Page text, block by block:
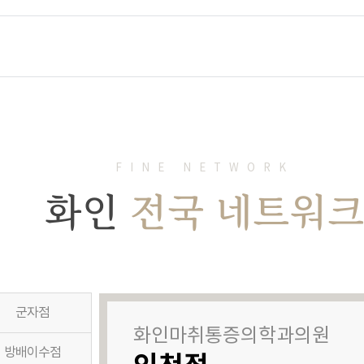
FINE NETWORK
화인 전국 네트워크
군자점
방배이수점
화인마취통증의학과의원